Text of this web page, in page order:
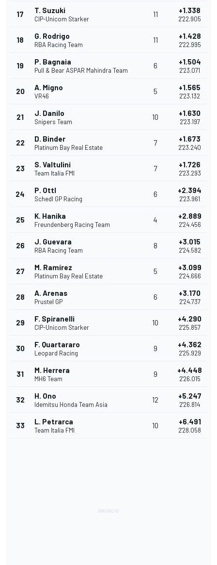
17 T. Suzuki
CIP-Unicom Starker
11 +1.338
2'22.905
18 G. Rodrigo
RBA Racing Team
11 +1.428
2'22.995
19 P. Bagnaia
Pull & Bear ASPAR Mahindra Team
6 +1.504
2'23.071
20 A. Migno
VR46
5 +1.565
2'23.132
21 J. Danilo
Snipers Team
10 +1.630
2'23.197
22 D. Binder
Platinum Bay Real Estate
7 +1.673
2'23.240
23 S. Valtulini
Team Italia FMI
7 +1.726
2'23.293
24 P. Ottl
Schedl GP Racing
6 +2.394
2'23.961
25 K. Hanika
Freundenberg Racing Team
4 +2.889
2'24.456
26 J. Guevara
RBA Racing Team
8 +3.015
2'24.582
27 M. Ramírez
Platinum Bay Real Estate
5 +3.099
2'24.666
28 A. Arenas
Prustel GP
6 +3.170
2'24.737
29 F. Spiranelli
CIP-Unicom Starker
10 +4.290
2'25.857
30 F. Quartararo
Leopard Racing
9 +4.362
2'25.929
31 M. Herrera
MH6 Team
9 +4.448
2'26.015
32 H. Ono
Idemitsu Honda Team Asia
12 +5.247
2'26.814
33 L. Petrarca
Team Italia FMI
10 +6.491
2'28.058